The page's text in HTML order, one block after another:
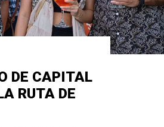
DE CAPITAL
RUTA DE